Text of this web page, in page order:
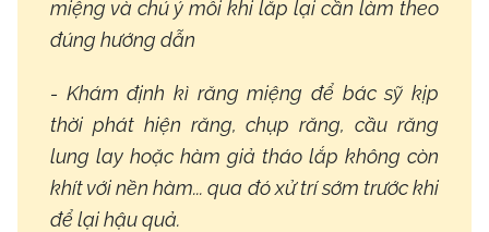
miệng và chú ý mỗi khi lắp lại cần làm theo
đúng hướng dẫn
- Khám định kì răng miệng để bác sỹ kịp
thời phát hiện răng, chụp răng, cầu răng
lung lay hoặc hàm giả tháo lắp không còn
khít với nền hàm... qua đó xử trí sớm trước khi
để lại hậu quả.